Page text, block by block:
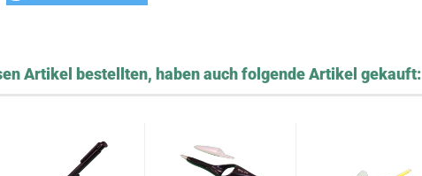
Artikel bestellten, haben auch folgende Artikel gekauft: